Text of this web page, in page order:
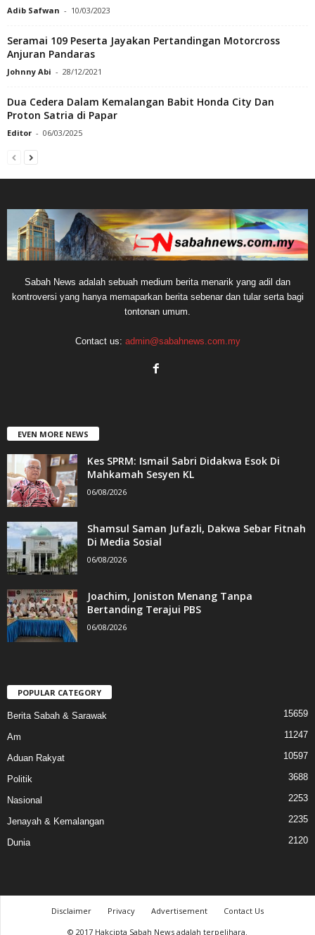
Adib Safwan - 10/03/2023
Seramai 109 Peserta Jayakan Pertandingan Motorcross
Anjuran Pandaras
Johnny Abi - 28/12/2021
Dua Cedera Dalam Kemalangan Babit Honda City Dan
Proton Satria di Papar
Editor - 06/03/2025
Sabah News adalah sebuah medium berita menarik yang adil dan
kontroversi yang hanya memaparkan berita sebenar dan tular serta bagi
tontonan umum.
Contact us: admin@sabahnews.com.my
EVEN MORE NEWS
Kes SPRM: Ismail Sabri Didakwa Esok Di
Mahkamah Sesyen KL
06/08/2026
Shamsul Saman Jufazli, Dakwa Sebar Fitnah
Di Media Sosial
06/08/2026
Joachim, Joniston Menang Tanpa
Bertanding Terajui PBS
06/08/2026
POPULAR CATEGORY
Berita Sabah & Sarawak 15659
Am 11247
Aduan Rakyat 10597
Politik 3688
Nasional 2253
Jenayah & Kemalangan 2235
Dunia 2120
Disclaimer Privacy Advertisement
Contact Us
© 2017 Hakcipta Sabah News adalah terpelihara.